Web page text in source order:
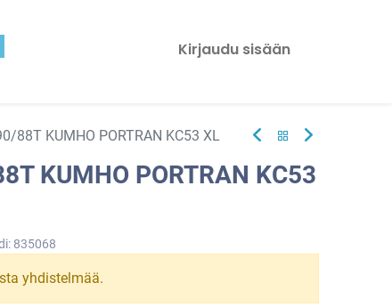
Kirjaudu sisään
88T KUMHO PORTRAN KC53 XL
KUMHO PORTRAN KC53
835068
yhdistelmää.